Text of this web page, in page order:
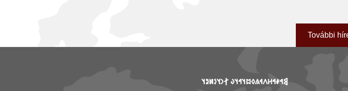
További
𐲘𐳀𐳎𐳀𐳢𐳤𐳁𐳍𐳓𐳪𐳦𐳀𐳦𐳜 𐲐𐳙𐳦𐳋𐳯𐳉𐳦